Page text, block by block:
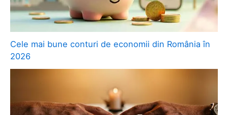
Cele mai bune conturi de economii din România în
2026